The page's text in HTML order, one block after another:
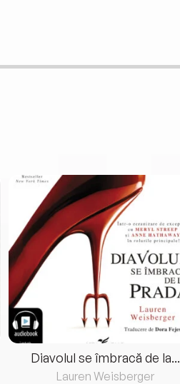
Diavolul se îmbracă de la...
Lauren Weisberger